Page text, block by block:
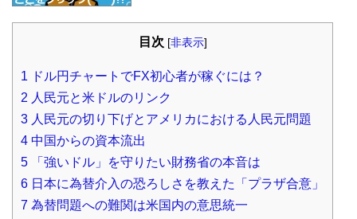
目次 [非表示]
1 ドル円チャートでFX初心者が稼ぐには？
2 人民元と米ドルのリンク
3 人民元の切り下げとアメリカにおける人民元問題
4 中国からの資本流出
5 「強いドル」を守りたい財務省の本音は
6 日本に為替介入の恐ろしさを教えた「プラザ合意」
7 為替問題への難関は米国内の意思統一